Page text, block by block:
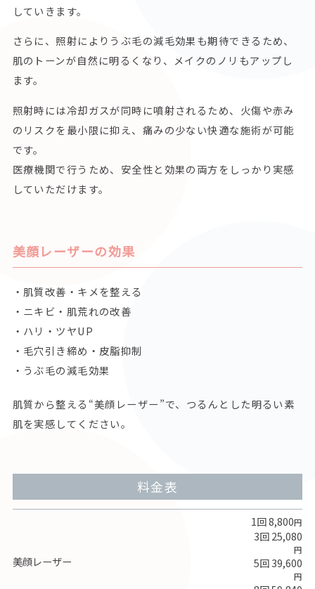
していきます。
さらに、照射によりうぶ毛の減毛効果も期待できるため、
肌のトーンが自然に明るくなり、メイクのノリもアップし
ます。
照射時には冷却ガスが同時に噴射されるため、火傷や赤み
のリスクを最小限に抑え、痛みの少ない快適な施術が可能
です。
医療機関で行うため、安全性と効果の両方をしっかり実感
していただけます。
美顔レーザーの効果
・肌質改善・キメを整える
・ニキビ・肌荒れの改善
・ハリ・ツヤUP
・毛穴引き締め・皮脂抑制
・うぶ毛の減毛効果
肌質から整える“美顔レーザー”で、つるんとした明るい素
肌を実感してください。
料金表
美顔レーザー
1回 8,800円
3回 25,080
円
5回 39,600
円